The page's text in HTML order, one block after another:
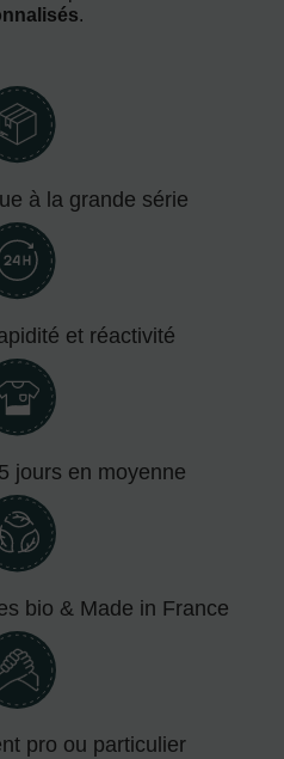
.
à la grande série
et réactivité
jours en moyenne
bio & Made in France
pro ou particulier